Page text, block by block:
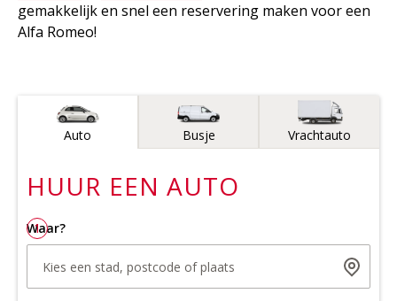
gemakkelijk en snel een reservering maken voor een
Alfa Romeo!
Voertuigtype
Auto Busje Vrachtauto
HUUR EENAUTO
1
Waar?
Kies een stad, postcode of plaats